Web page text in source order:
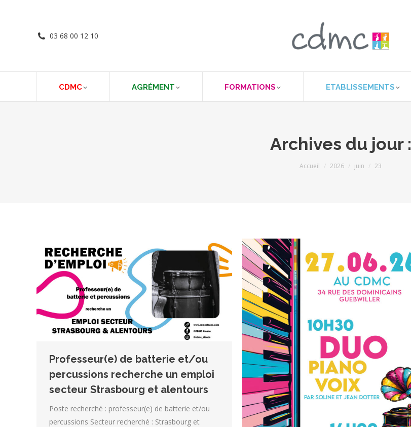
03 68 00 12 10
CDMC AGRÉMENT FORMATIONS ETABLISSEMENTS
Archives du jour :
Vous êtes ici :
Accueil 2026 juin 23
Professeur(e) de batterie et/ou
percussions recherche un emploi
secteur Strasbourg et alentours
Poste recherché : professeur(e) de batterie et/ou
percussions Secteur recherché : Strasbourg et